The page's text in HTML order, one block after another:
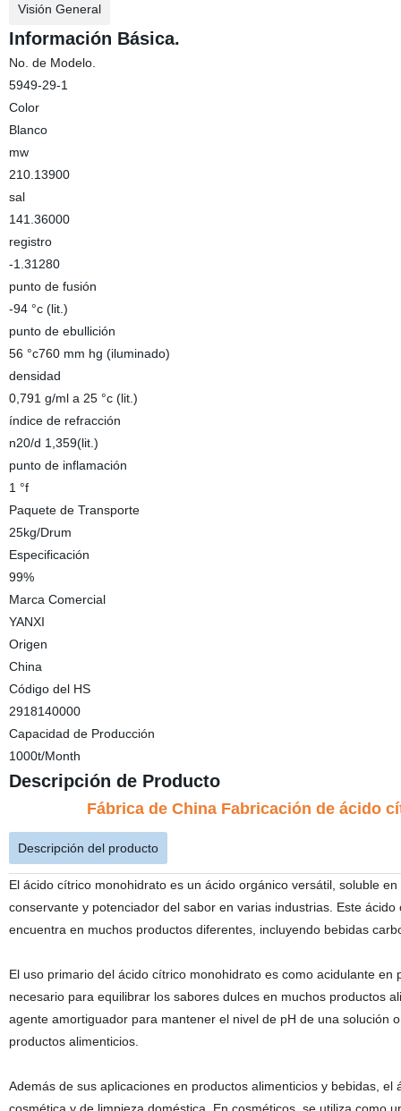
Visión General
Información Básica.
No. de Modelo.
5949-29-1
Color
Blanco
mw
210.13900
sal
141.36000
registro
-1.31280
punto de fusión
-94 °c (lit.)
punto de ebullición
56 °c760 mm hg (iluminado)
densidad
0,791 g/ml a 25 °c (lit.)
índice de refracción
n20/d 1,359(lit.)
punto de inflamación
1 °f
Paquete de Transporte
25kg/Drum
Especificación
99%
Marca Comercial
YANXI
Origen
China
Código del HS
2918140000
Capacidad de Producción
1000t/Month
Descripción de Producto
Fábrica de China Fabricación de ácido
Descripción del producto
El ácido cítrico monohidrato es un ácido orgánico versátil, soluble
conservante y potenciador del sabor en varias industrias. Este
encuentra en muchos productos diferentes, incluyendo bebidas
El uso primario del ácido cítrico monohidrato es como acidulante
necesario para equilibrar los sabores dulces en muchos productos
agente amortiguador para mantener el nivel de pH de una solución
productos alimenticios.
Además de sus aplicaciones en productos alimenticios y bebidas,